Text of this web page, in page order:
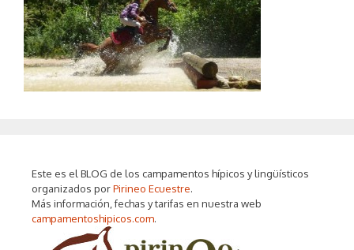
Este es el BLOG de los campamentos hípicos y lingüísticos
organizados porPirineo Ecuestre.
Más información, fechas y tarifas en nuestra web
campamentoshipicos.com.